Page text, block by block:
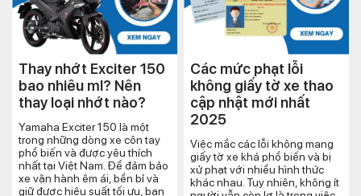
Thay nhớt Exciter 150
bao nhiêu ml? Nên
thay loại nhớt nào?
Yamaha Exciter 150 là một
trong những dòng xe côn tay
phổ biến và được yêu thích
nhất tại Việt Nam. Để đảm bảo
xe vận hành êm ái, bền bỉ và
giữ được hiệu suất tối ưu, bạn
Các mức phạt lỗi
không giấy tờ xe thao
cập nhật mới nhất
2025
Việc mắc các lỗi không mang
giấy tờ xe khá phổ biến và bị
xử phạt với nhiều hình thức
khác nhau. Tuy nhiên, không ít